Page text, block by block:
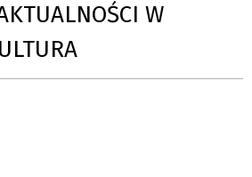
W